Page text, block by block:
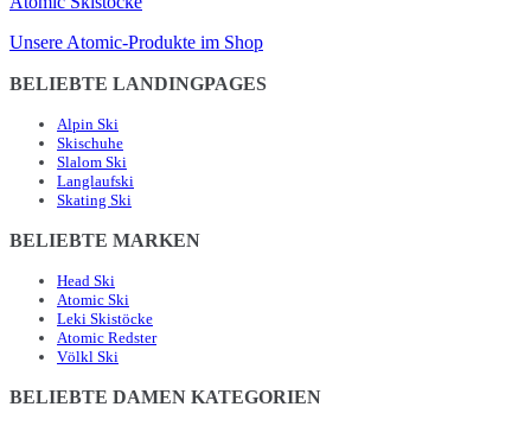
Unsere Atomic-Produkte im Shop
BELIEBTE LANDINGPAGES
Alpin Ski
Skischuhe
Slalom Ski
Langlaufski
Skating Ski
BELIEBTE MARKEN
Head Ski
Atomic Ski
Leki Skistöcke
Atomic Redster
Völkl Ski
BELIEBTE DAMEN KATEGORIEN